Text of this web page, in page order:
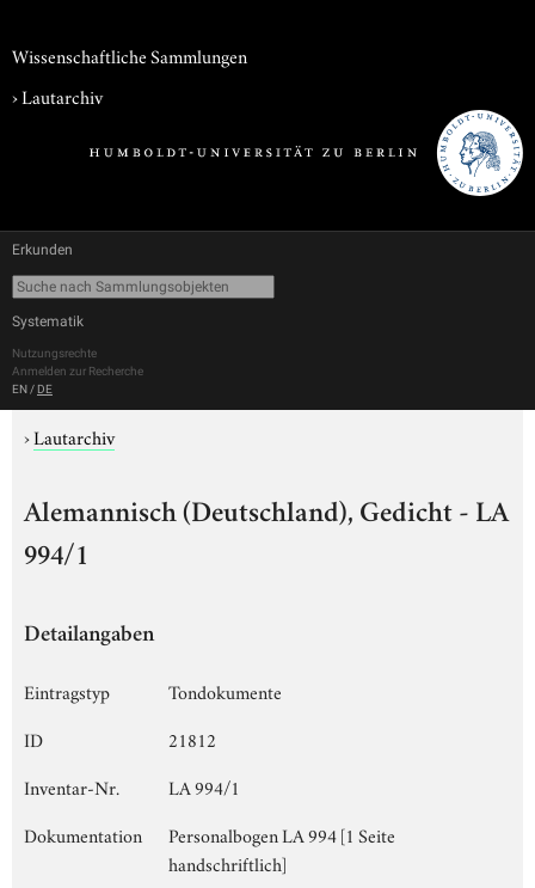
Wissenschaftliche Sammlungen
›Lautarchiv
Erkunden
Systematik
Nutzungsrechte
Anmelden zur Recherche
EN / DE
›Lautarchiv
Alemannisch (Deutschland), Gedicht - LA
994/1
Detailangaben
Eintragstyp
Tondokumente
ID
21812
Inventar-Nr.
LA 994/1
Dokumentation
Personalbogen LA 994 [1 Seite
handschriftlich]